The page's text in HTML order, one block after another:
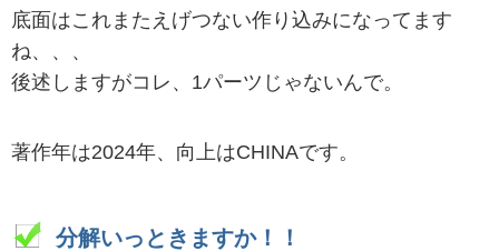
底面はこれまたえげつない作り込みになってます
ね、、、
後述しますがコレ、1パーツじゃないんで。
著作年は2024年、向上はCHINAです。
分解いっときますか！！